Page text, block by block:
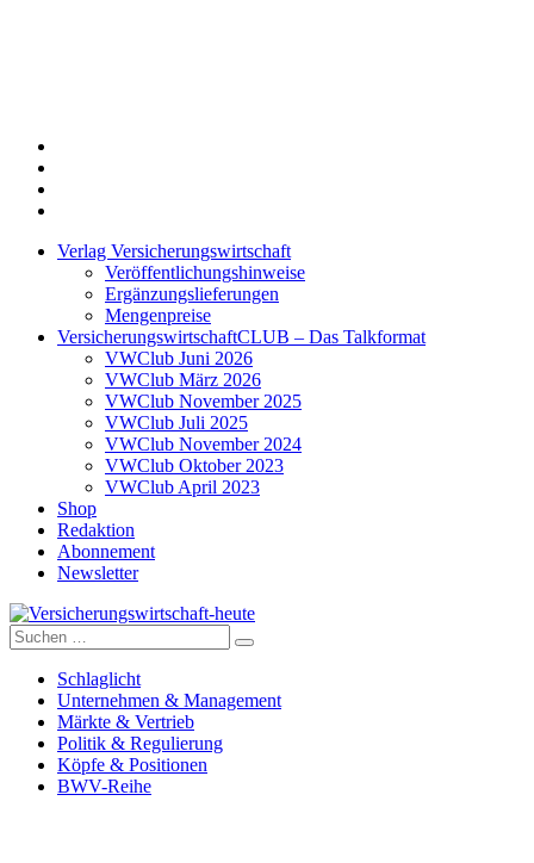
Verlag Versicherungswirtschaft
Veröffentlichungshinweise
Ergänzungslieferungen
Mengenpreise
VersicherungswirtschaftCLUB – Das Talkformat
VWClub Juni 2026
VWClub März 2026
VWClub November 2025
VWClub Juli 2025
VWClub November 2024
VWClub Oktober 2023
VWClub April 2023
Shop
Redaktion
Abonnement
Newsletter
Versicherungswirtschaft-heute
Suche
nach:
Schlaglicht
Unternehmen & Management
Märkte & Vertrieb
Politik & Regulierung
Köpfe & Positionen
BWV-Reihe